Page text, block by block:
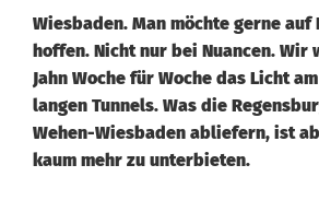
Wiesbaden. Man möchte gerne auf
hoffen. Nicht nur bei Nuancen. Wir
Jahn Woche für Woche das Licht
langen Tunnels. Was die
Wehen-Wiesbaden abliefern, ist
kaum mehr zu unterbieten.